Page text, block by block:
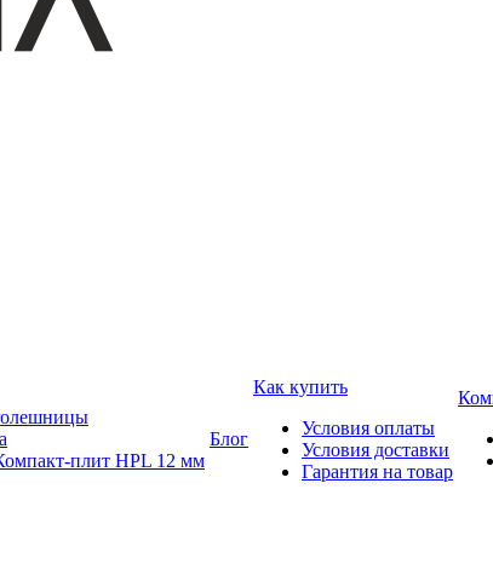
плит HPL 12 мм
Блог
Как купить
Условия оплаты
Условия доставки
Гарантия на товар